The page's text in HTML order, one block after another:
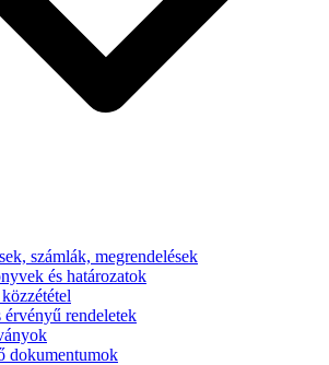
számlák, megrendelések
és határozatok
érvényű rendeletek
dokumentumok